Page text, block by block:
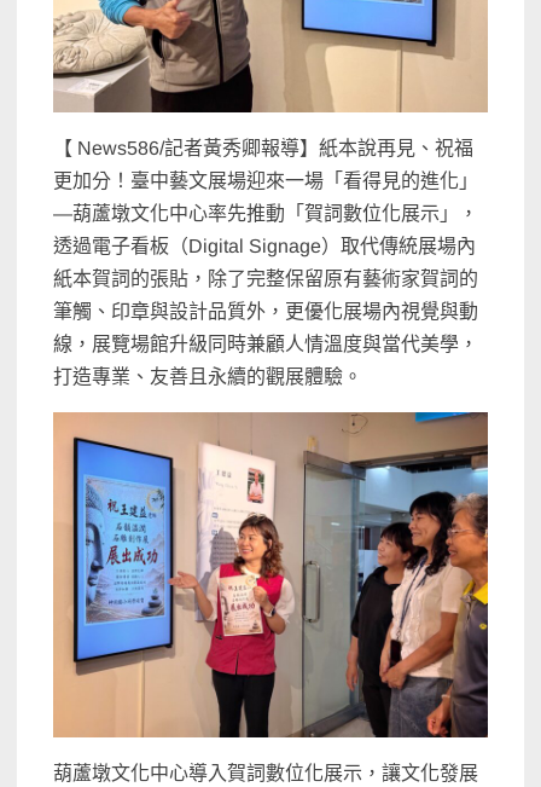
【 News586/記者黃秀卿報導】紙本說再見、祝福
更加分！臺中藝文展場迎來一場「看得見的進化」
—葫蘆墩文化中心率先推動「賀詞數位化展示」，
透過電子看板（Digital Signage）取代傳統展場內
紙本賀詞的張貼，除了完整保留原有藝術家賀詞的
筆觸、印章與設計品質外，更優化展場內視覺與動
線，展覽場館升級同時兼顧人情溫度與當代美學，
打造專業、友善且永續的觀展體驗。
葫蘆墩文化中心導入賀詞數位化展示，讓文化發展